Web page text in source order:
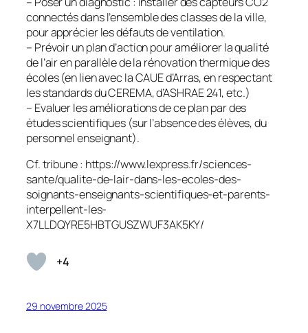
connectés dans l’ensemble des classes de la ville,
pour apprécier les défauts de ventilation.
– Prévoir un plan d’action pour améliorer la qualité
de l’air en parallèle de la rénovation thermique des
écoles (en lien avec la CAUE d’Arras, en respectant
les standards du CEREMA, d’ASHRAE 241, etc.)
– Evaluer les améliorations de ce plan par des
études scientifiques (sur l’absence des élèves, du
personnel enseignant).
Cf. tribune : https://www.lexpress.fr/sciences-
sante/qualite-de-lair-dans-les-ecoles-des-
soignants-enseignants-scientifiques-et-parents-
interpellent-les-
X7LLDQYRE5HBTGUSZWUF3AK5KY/
+4
29 novembre 2025